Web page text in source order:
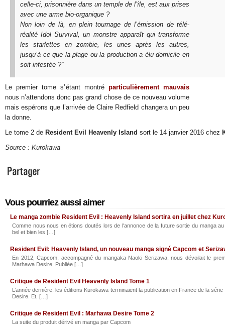
celle-ci, prisonnière dans un temple de l’île, est aux prises
avec une arme bio-organique ?
Non loin de là, en plein tournage de l’émission de télé-
réalité Idol Survival, un monstre apparaît qui transforme
les starlettes en zombie, les unes après les autres,
jusqu’à ce que la plage ou la production a élu domicile en
soit infestée ?”
Le premier tome s’étant montré particulièrement mauvais
nous n’attendons donc pas grand chose de ce nouveau volume
mais espérons que l’arrivée de Claire Redfield changera un peu
la donne.
Le tome 2 de Resident Evil Heavenly Island sort le 14 janvier 2016 chez
Source : Kurokawa
Vous pourriez aussi aimer
Le manga zombie Resident Evil : Heavenly Island sortira en juillet chez
Comme nous nous en étions doutés lors de l'annonce de la future sortie du manga
bel et bien les […]
Resident Evil: Heavenly Island, un nouveau manga signé Capcom et
En 2012, Capcom, accompagné du mangaka Naoki Serizawa, nous dévoilait le
Marhawa Desire. Publiée […]
Critique de Resident Evil Heavenly Island Tome 1
L’année dernière, les éditions Kurokawa terminaient la publication en France de la
Desire. Et, […]
Critique de Resident Evil : Marhawa Desire Tome 2
La suite du produit dérivé en manga par Capcom